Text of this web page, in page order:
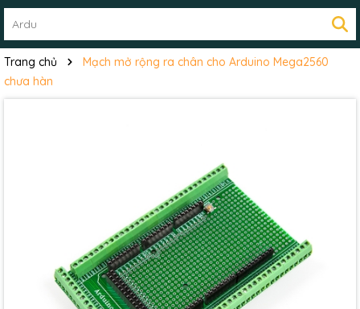
Trang chủ
Mạch mở rộng ra chân cho Arduino Mega2560
chưa hàn
Mã giảm giá:
Ngày hết hạn: